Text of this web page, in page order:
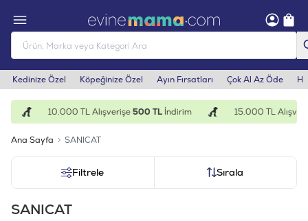
Kedinize Özel Köpeğinize Özel Ayın Fırsatları Çok Al Az Öde
10.000 TL Alışverişe500 TL İndirim 15.000 TL Alışverişe
Ana Sayfa SANICAT
Filtrele Sırala
SANICAT